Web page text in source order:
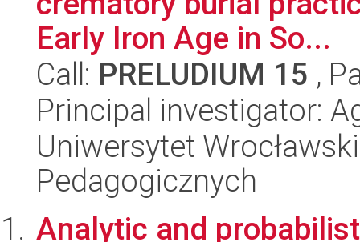
Early Iron Age in So...
Call: PRELUDIUM 15 ,
Principal investigator:
Uniwersytet
Pedagogicznych
Analytic and